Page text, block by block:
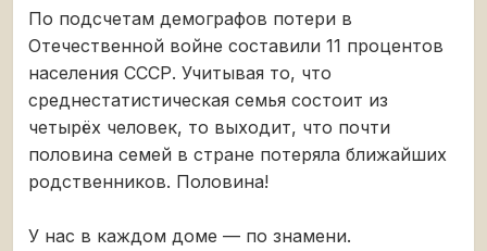
По подсчетам демографов потери в
Отечественной войне составили 11 процентов
населения СССР. Учитывая то, что
среднестатистическая семья состоит из
четырёх человек, то выходит, что почти
половина семей в стране потеряла ближайших
родственников. Половина!
У нас в каждом доме — по знамени.